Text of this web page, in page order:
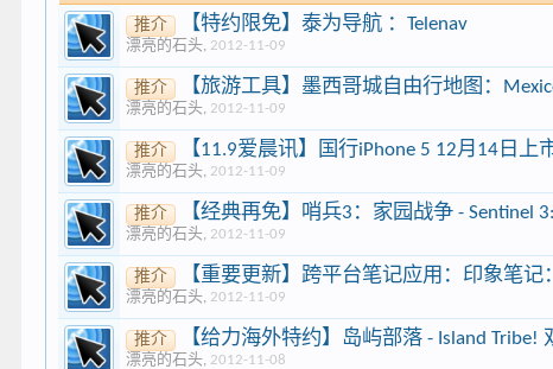
推介 【特约限免】泰为导航 ：Telenav
漂亮的石头, 2012-11-09
推介 【旅游工具】墨西哥城自由行地图：
漂亮的石头, 2012-11-09
推介 【11.9爱晨讯】国行iPhone 5 12月14日
漂亮的石头, 2012-11-09
推介 【经典再免】哨兵3：家园战争 - Sentinel
漂亮的石头, 2012-11-09
推介 【重要更新】跨平台笔记应用：印象笔记
漂亮的石头, 2012-11-09
推介 【给力海外特约】岛屿部落 - Island Tribe!
漂亮的石头, 2012-11-08